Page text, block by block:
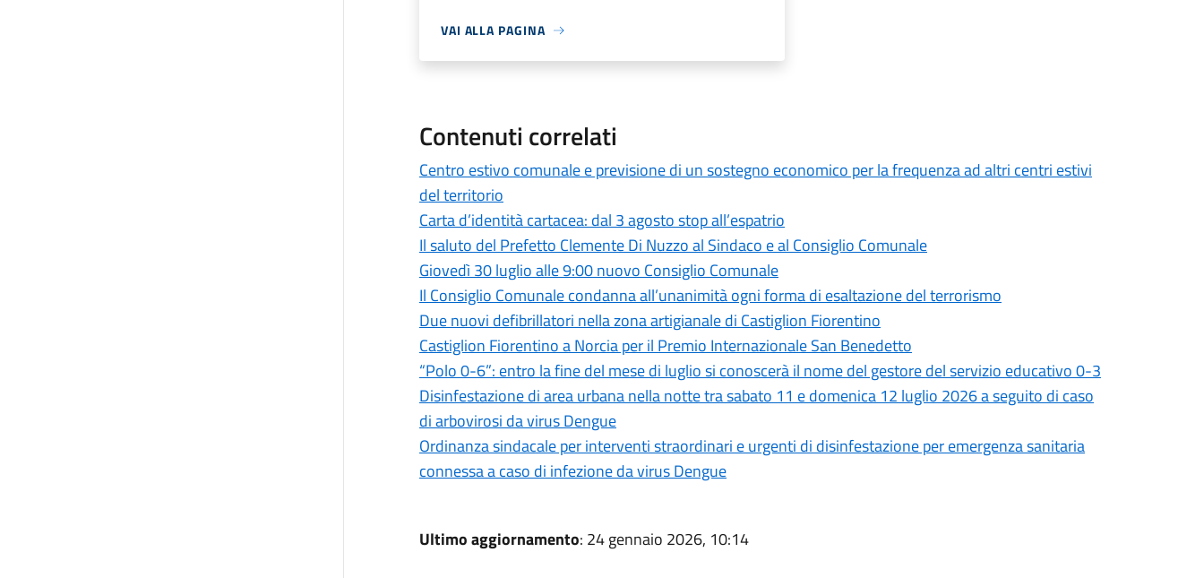
VAI ALLA PAGINA
Contenuti correlati
Centro estivo comunale e previsione di un sostegno economico per la frequenza ad altri centri estivi
del territorio
Carta d’identità cartacea: dal 3 agosto stop all’espatrio
Il saluto del Prefetto Clemente Di Nuzzo al Sindaco e al Consiglio Comunale
Giovedì 30 luglio alle 9:00 nuovo Consiglio Comunale
Il Consiglio Comunale condanna all’unanimità ogni forma di esaltazione del terrorismo
Due nuovi defibrillatori nella zona artigianale di Castiglion Fiorentino
Castiglion Fiorentino a Norcia per il Premio Internazionale San Benedetto
“Polo 0-6”: entro la fine del mese di luglio si conoscerà il nome del gestore del servizio educativo 0-3
Disinfestazione di area urbana nella notte tra sabato 11 e domenica 12 luglio 2026 a seguito di caso
di arbovirosi da virus Dengue
Ordinanza sindacale per interventi straordinari e urgenti di disinfestazione per emergenza sanitaria
connessa a caso di infezione da virus Dengue
Ultimo aggiornamento: 24 gennaio 2026, 10:14